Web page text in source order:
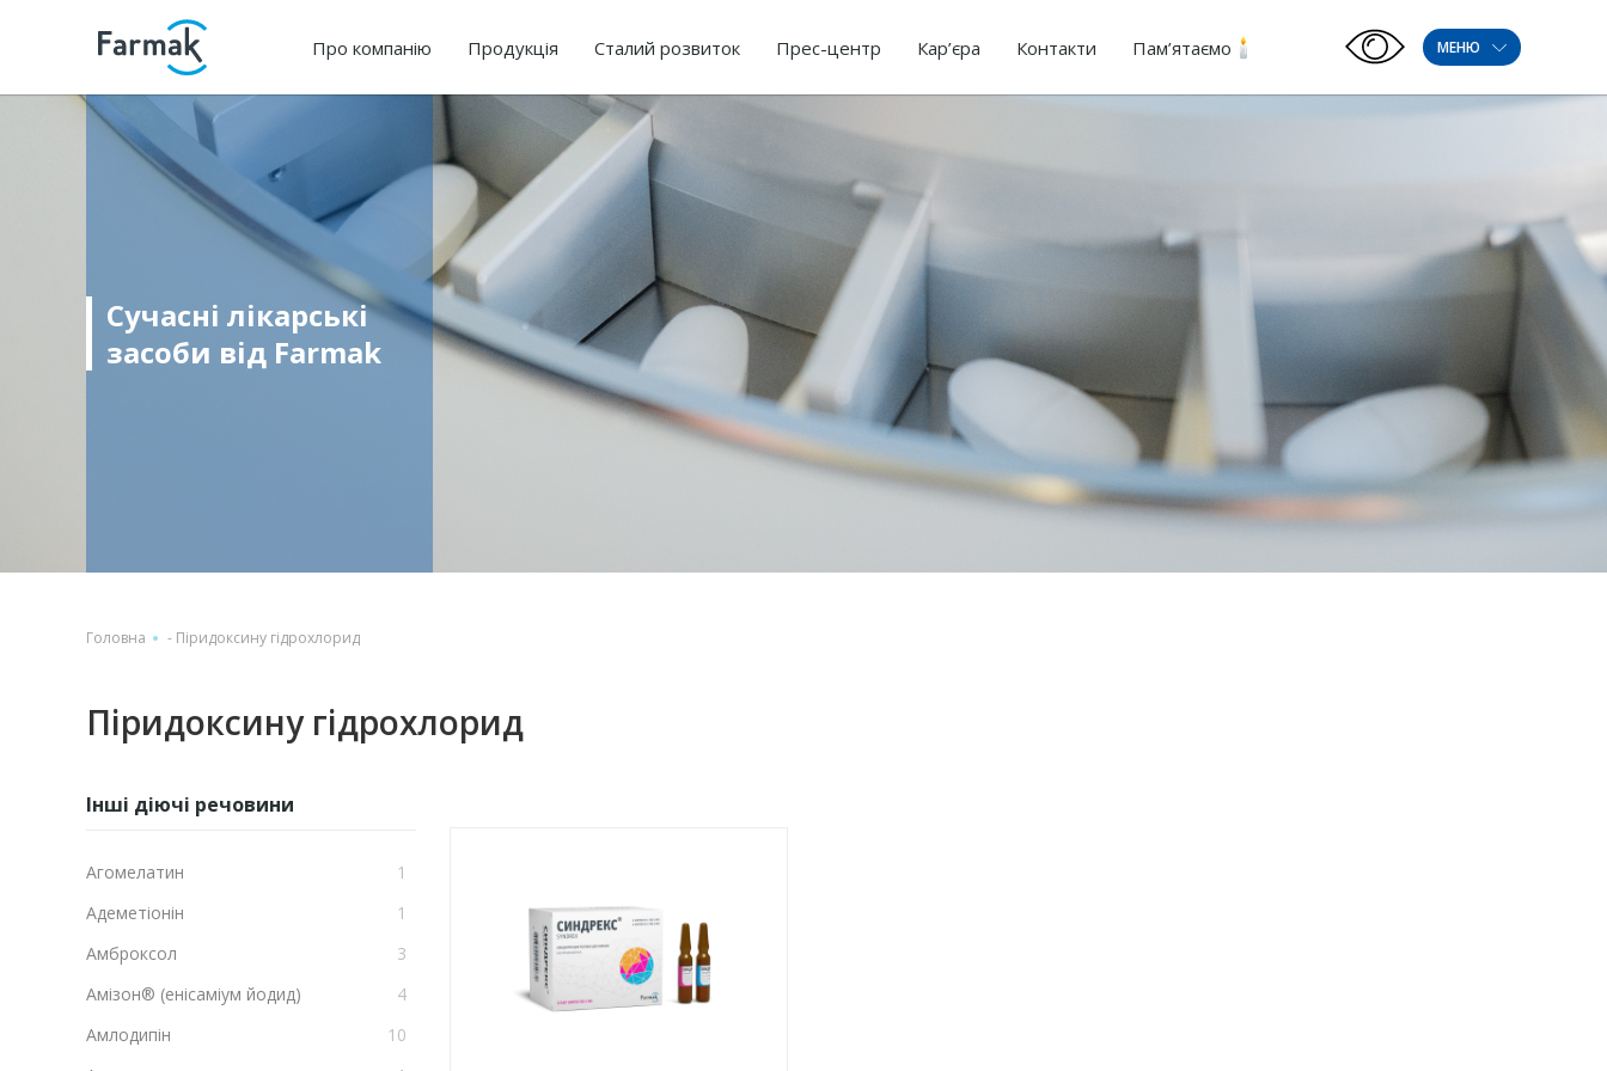
Про компанію Продукція Сталий розвиток Прес-центр Кар’єра Контакти Пам’ятаємо МЕНЮ
Сучасні лікарські
засоби від Farmak
Головна - Піридоксину гідрохлорид
Піридоксину гідрохлорид
Інші діючі речовини
Агомелатин
1
Адеметіонін
1
Амброксол
3
Амізон® (енісаміум йодид)
4
Амлодипін
10